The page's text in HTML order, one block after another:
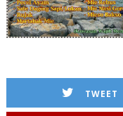
TWEET